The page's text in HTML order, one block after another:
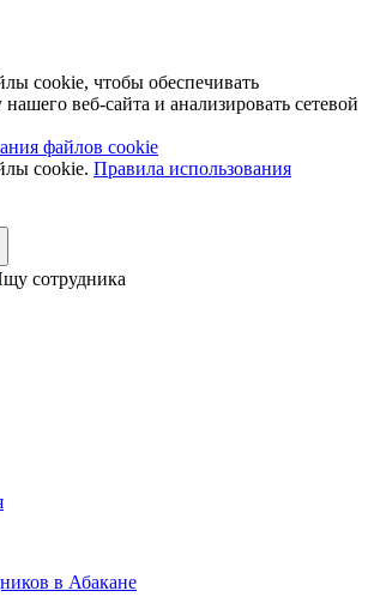
cookie, чтобы обеспечивать
веб-сайта и анализировать сетевой
файлов cookie
cookie. Правила использования
сотрудника
в Абакане